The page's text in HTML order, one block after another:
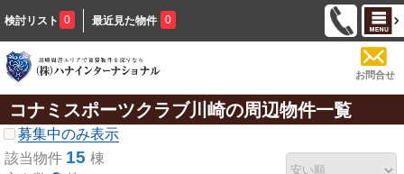
検討リスト 0 最近見た物件 0
お問合せ
コナミスポーツクラブ川崎の周辺物件一覧
募集中のみ表示
該当物件 15 棟